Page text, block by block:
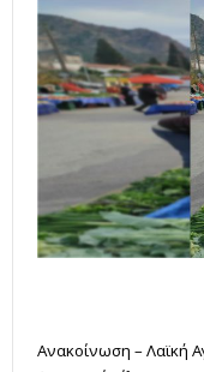
Ανακοίνωση – Λαϊκή